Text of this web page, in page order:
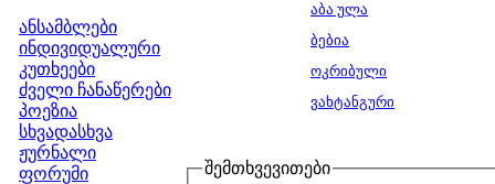
ანსამბლები
ინდივიდუალური
კუთხეები
ძველი ჩანაწერები
პოეზია
სხვადასხვა
ჟურნალი
ფორუმი
აბა ულა
ბებია
ოკრიბული
ვახტანგური
შემთხვევითები